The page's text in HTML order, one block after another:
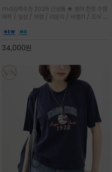
튼 소재로 완성
md강력추천 2026 신상품 ★ 썸머 한정 수량
제작 / 일상 / 여행 / 라운지 / 비행기 / 조식 /
그먼트로 제작되어 편하고 가볍게 후회없으실 아
34,000원